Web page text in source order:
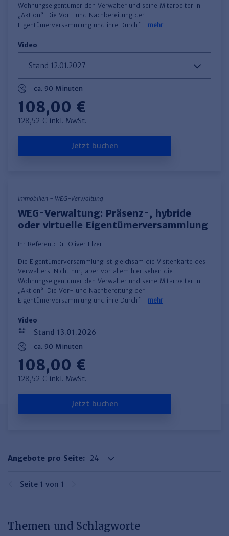
Wohnungseigentümer den Verwalter und seine Mitarbeiter in
„Aktion“. Die Vor- und Nachbereitung der
Eigentümerversammlung und ihre Durchf… mehr
Video
ca. 90 Minuten
108,00 €
128,52 € inkl. MwSt.
Jetzt buchen
Immobilien - WEG-Verwaltung
WEG-Verwaltung: Präsenz-, hybride
oder virtuelle Eigentümerversammlung
Ihr Referent: Dr. Oliver Elzer
Die Eigentümerversammlung ist gleichsam die Visitenkarte des
Verwalters. Nicht nur, aber vor allem hier sehen die
Wohnungseigentümer den Verwalter und seine Mitarbeiter in
„Aktion“. Die Vor- und Nachbereitung der
Eigentümerversammlung und ihre Durchf… mehr
Video
Stand 13.01.2026
ca. 90 Minuten
108,00 €
128,52 € inkl. MwSt.
Jetzt buchen
Angebote pro Seite:
Seite 1 von 1
Themen und Schlagworte